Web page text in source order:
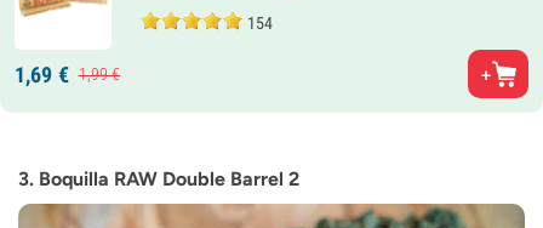
154
1,69 € 1,99€
3. Boquilla RAW Double Barrel 2